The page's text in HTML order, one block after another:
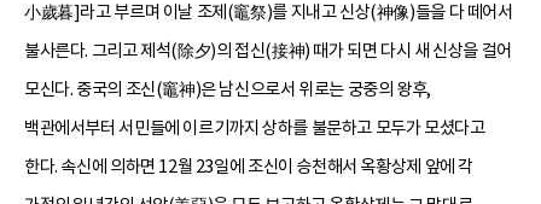
小歲暮]라고 부르며 이날 조제(竈祭)를 지내고 신상(神像)들을 다 떼어서
불사른다. 그리고 제석(除夕)의 접신(接神) 때가 되면 다시 새 신상을 걸어
모신다. 중국의 조신(竈神)은 남신으로서 위로는 궁중의 왕후,
백관에서부터 서민들에 이르기까지 상하를 불문하고 모두가 모셨다고
한다. 속신에 의하면 12월 23일에 조신이 승천해서 옥황상제 앞에 각